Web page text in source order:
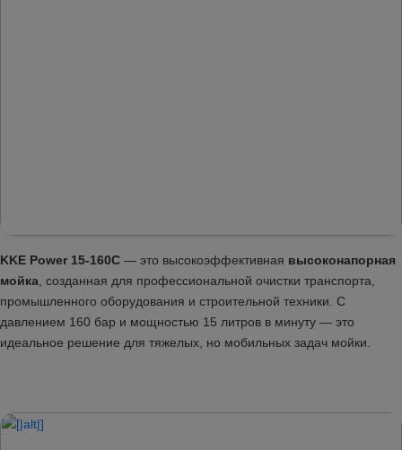
KKE Power 15-160C — это высокоэффективная высоконапорная
мойка , созданная для профессиональной очистки транспорта,
промышленного оборудования и строительной техники. С
давлением 160 бар и мощностью 15 литров в минуту — это
идеальное решение для тяжелых, но мобильных задач мойки.